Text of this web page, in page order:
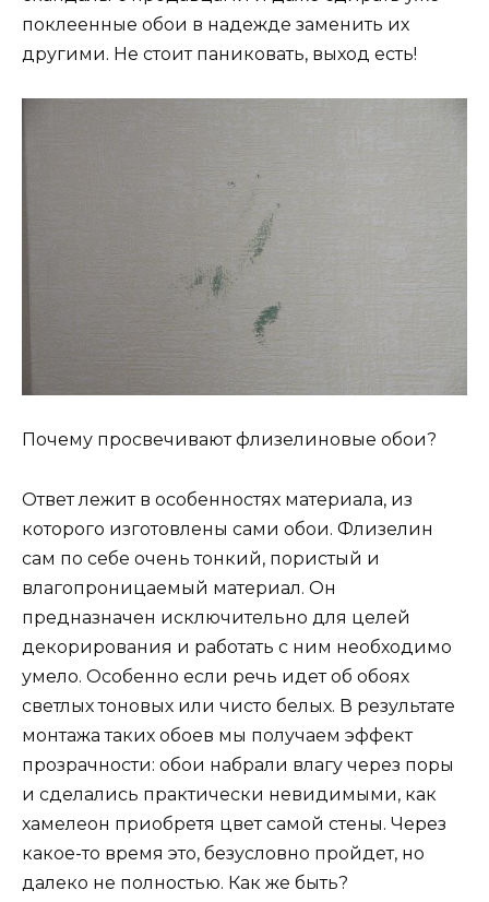
поклеенные обои в надежде заменить их
другими. Не стоит паниковать, выход есть!
Почему просвечивают флизелиновые обои?
Ответ лежит в особенностях материала, из
которого изготовлены сами обои. Флизелин
сам по себе очень тонкий, пористый и
влагопроницаемый материал. Он
предназначен исключительно для целей
декорирования и работать с ним необходимо
умело. Особенно если речь идет об обоях
светлых тоновых или чисто белых. В результате
монтажа таких обоев мы получаем эффект
прозрачности: обои набрали влагу через поры
и сделались практически невидимыми, как
хамелеон приобретя цвет самой стены. Через
какое-то время это, безусловно пройдет, но
далеко не полностью. Как же быть?